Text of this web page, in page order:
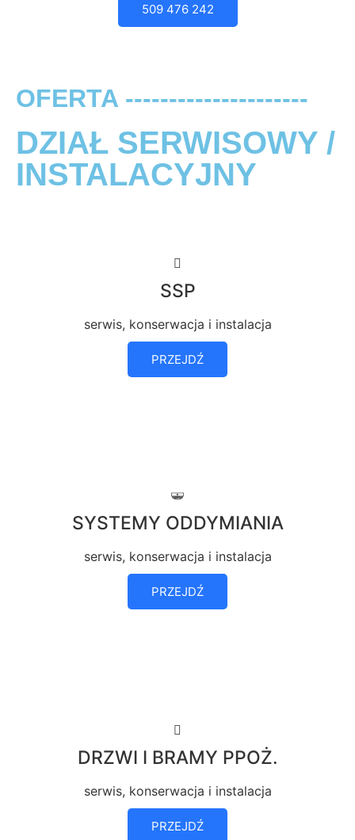
509 476 242
OFERTA ---------------------
DZIAŁ SERWISOWY /
INSTALACYJNY
SSP
serwis, konserwacja i instalacja
PRZEJDŹ
SYSTEMY ODDYMIANIA
serwis, konserwacja i instalacja
PRZEJDŹ
DRZWI I BRAMY PPOŻ.
serwis, konserwacja i instalacja
PRZEJDŹ